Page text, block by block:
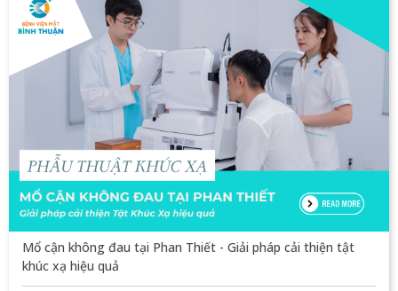
Mổ cận không đau tại Phan Thiết - Giải pháp cải thiện tật
khúc xạ hiệu quả